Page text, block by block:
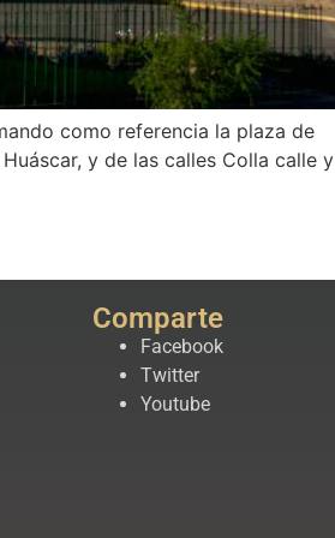
como referencia la plaza de
y de las calles Colla calle y
Comparte
Facebook
Twitter
Youtube